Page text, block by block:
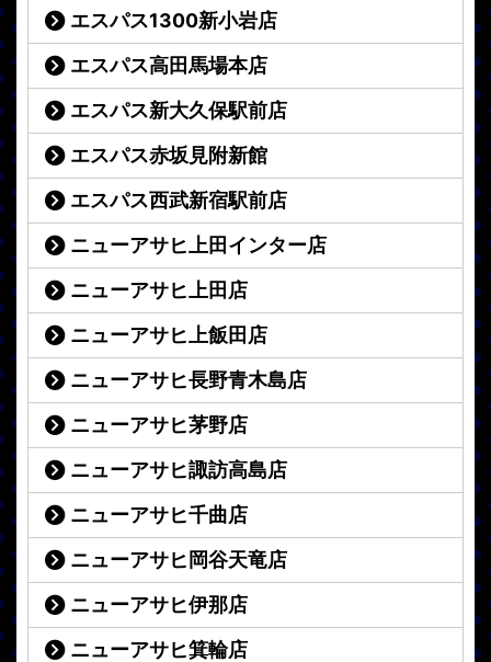
エスパス1300新小岩店
エスパス高田馬場本店
エスパス新大久保駅前店
エスパス赤坂見附新館
エスパス西武新宿駅前店
ニューアサヒ上田インター店
ニューアサヒ上田店
ニューアサヒ上飯田店
ニューアサヒ長野青木島店
ニューアサヒ茅野店
ニューアサヒ諏訪高島店
ニューアサヒ千曲店
ニューアサヒ岡谷天竜店
ニューアサヒ伊那店
ニューアサヒ箕輪店